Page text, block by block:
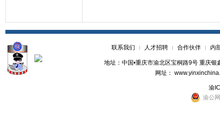
联系我们 人才招聘 合作伙伴 内
地址：中国•重庆市渝北区宝桐路9号 重庆
网址：
渝
渝公